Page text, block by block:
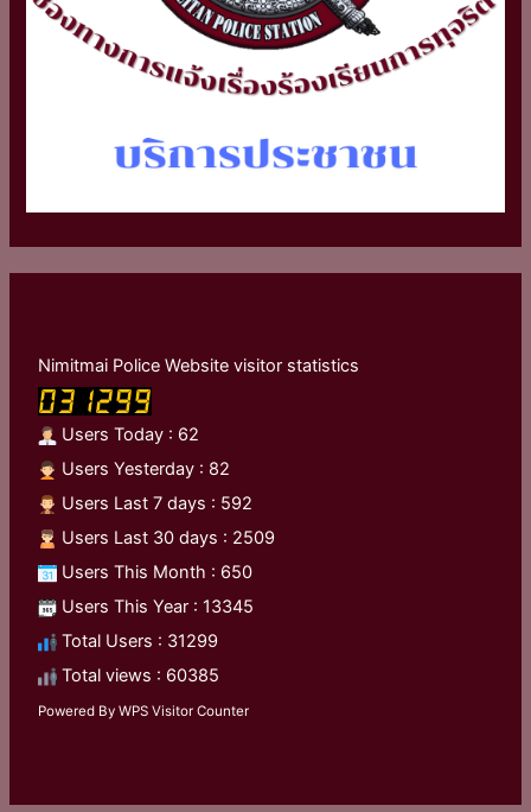
Nimitmai Police Website visitor statistics
Users Today : 62
Users Yesterday : 82
Users Last 7 days : 592
Users Last 30 days : 2509
Users This Month : 650
Users This Year : 13345
Total Users : 31299
Total views : 60385
Powered ByWPS Visitor Counter